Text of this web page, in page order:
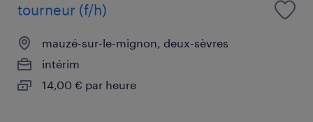
tourneur (f/h)
mauzé-sur-le-mignon, deux-sèvres
intérim
14,00 € par heure